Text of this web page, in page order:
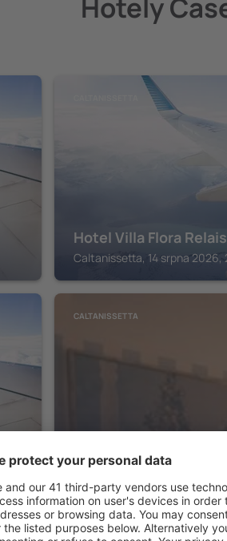
Hotely
Hotel Villa Flora Relais
Caltanissetta, 14 srpna 2026,
CALTANISSETTA
Hotel Plaza